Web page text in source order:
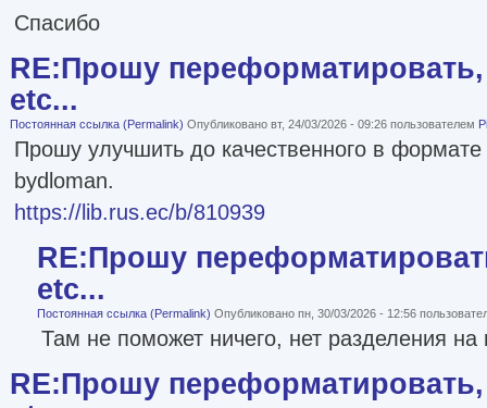
Спасибо
RE:Прошу переформатировать,
etc...
Постоянная ссылка (Permalink) Опубликовано вт, 24/03/2026 - 09:26 пользователем
Прошу улучшить до качественного в
bydloman.
https://lib.rus.ec/b/810939
RE:Прошу
etc...
Постоянная ссылка (Permalink) Опубликовано пн, 30/03/2026 - 12:56
Там не поможет ничего, нет разделения на
RE:Прошу переформатировать,